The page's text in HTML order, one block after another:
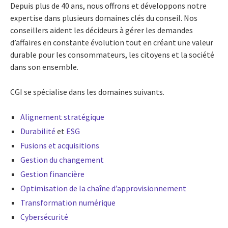
Depuis plus de 40 ans, nous offrons et développons notre
expertise dans plusieurs domaines clés du conseil. Nos
conseillers aident les décideurs à gérer les demandes
d’affaires en constante évolution tout en créant une valeur
durable pour les consommateurs, les citoyens et la société
dans son ensemble.
CGI se spécialise dans les domaines suivants.
Alignement stratégique
Durabilité et ESG
Fusions et acquisitions
Gestion du changement
Gestion financière
Optimisation de la chaîne d’approvisionnement
Transformation numérique
Cybersécurité